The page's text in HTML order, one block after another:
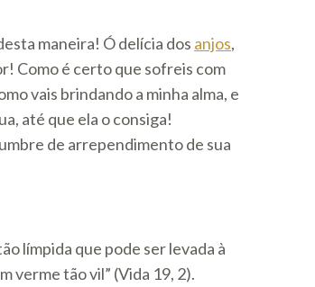
maneira! Ó delícia dos anjos,
Como é certo que sofreis com
vais brindando a minha alma, e
até que ela o consiga!
de arrependimento de sua
límpida que pode ser levada à
verme tão vil” (Vida 19, 2).